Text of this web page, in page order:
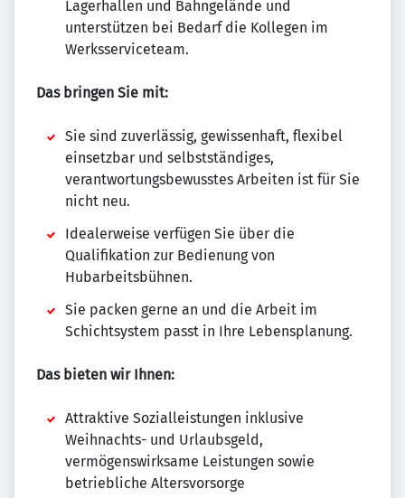
Lagerhallen und Bahngelände und
unterstützen bei Bedarf die Kollegen im
Werksserviceteam.
Das bringen Sie mit:
Sie sind zuverlässig, gewissenhaft, flexibel
einsetzbar und selbstständiges,
verantwortungsbewusstes Arbeiten ist für Sie
nicht neu.
Idealerweise verfügen Sie über die
Qualifikation zur Bedienung von
Hubarbeitsbühnen.
Sie packen gerne an und die Arbeit im
Schichtsystem passt in Ihre Lebensplanung.
Das bieten wir Ihnen:
Attraktive Sozialleistungen inklusive
Weihnachts- und Urlaubsgeld,
vermögenswirksame Leistungen sowie
betriebliche Altersvorsorge